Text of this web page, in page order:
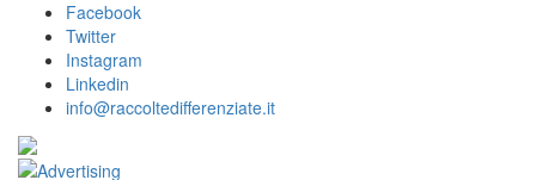
Facebook
Twitter
Instagram
Linkedin
info@raccoltedifferenziate.it